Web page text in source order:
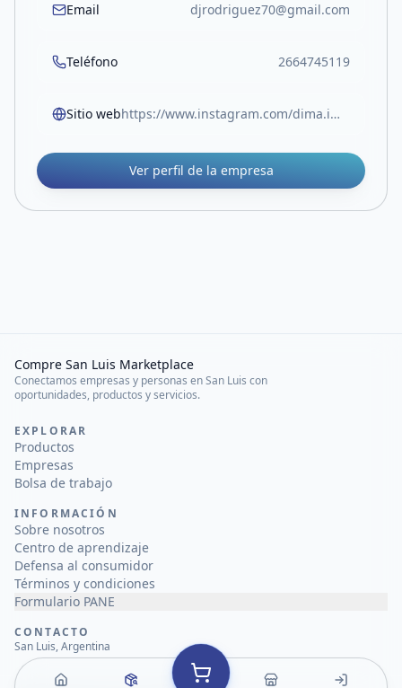
Email djrodriguez70@gmail.com
Teléfono 2664745119
Sitio web https://www.instagram.com/dima.impresiones3d/
Ver perfil de la empresa
Compre San Luis Marketplace
Conectamos empresas y personas en San Luis con
oportunidades, productos y servicios.
EXPLORAR
Productos
Empresas
Bolsa de trabajo
INFORMACIÓN
Sobre nosotros
Centro de aprendizaje
Defensa al consumidor
Términos y condiciones
Formulario PANE
CONTACTO
San Luis, Argentina